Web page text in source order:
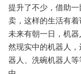
提升了不少，借助
卖，这样的生活有着
未来有朝一日，机
然现实中的机器人
器人、洗碗机器人